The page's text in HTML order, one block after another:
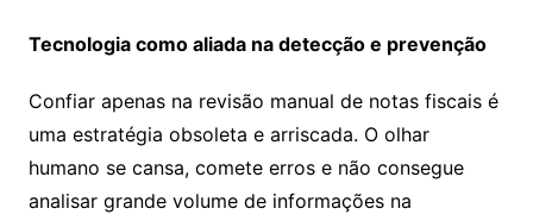
Tecnologia como aliada na detecção e prevenção
Confiar apenas na revisão manual de notas fiscais é
uma estratégia obsoleta e arriscada. O olhar
humano se cansa, comete erros e não consegue
analisar grande volume de informações na